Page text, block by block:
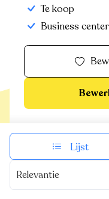
Te koop
Business
Lijst
Relevantie